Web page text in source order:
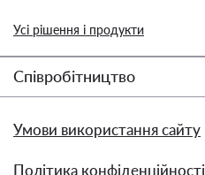
Усі рішення і продукти
Співробітництво
Умови використання сайту
Політика конфіденційності